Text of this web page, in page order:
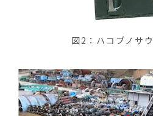
図2：ハコブノサ